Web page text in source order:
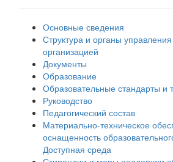
Основные сведения
Структура и органы
организацией
Документы
Образование
Образовательные стандарты и
Руководство
Педагогический состав
Материально-техническое
оснащенность
Доступная среда